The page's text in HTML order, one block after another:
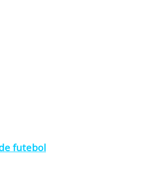
futebol